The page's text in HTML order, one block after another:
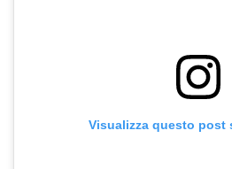
Visualizza questo post